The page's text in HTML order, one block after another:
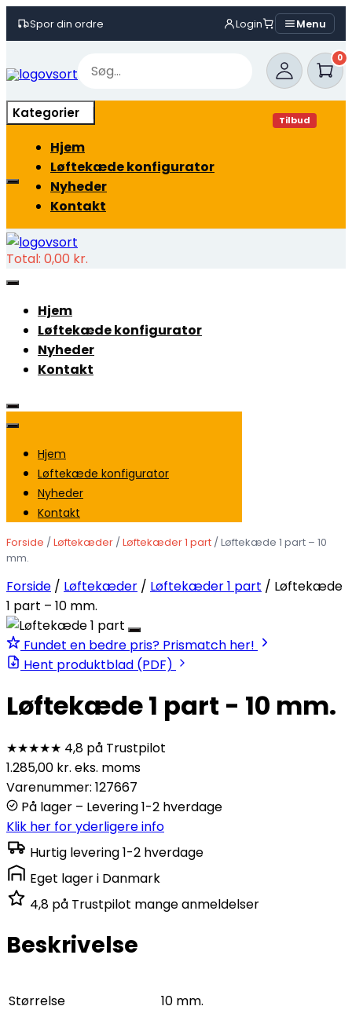
Spor din ordre Login Menu
to
0
Kategorier
Hjem
Løftekæde konfigurator
Nyheder
Kontakt
Tilbud
Total: 0,00 kr.
Hjem
Løftekæde konfigurator
Nyheder
Kontakt
Hjem
Løftekæde konfigurator
Nyheder
Kontakt
Forside /Løftekæder /Løftekæder 1 part / Løftekæde 1 part – 10
mm.
Forside / Løftekæder / Løftekæder 1 part / Løftekæde
1 part – 10 mm.
Fundet en bedre pris? Prismatch her!
Hent produktblad (PDF)
Løftekæde 1 part - 10 mm.
★★★★★ 4,8 på Trustpilot
1.285,00 kr. eks. moms
Varenummer: 127667
På lager – Levering 1-2 hverdage
Klik her for yderligere info
Hurtig levering1-2 hverdage
Eget lageri Danmark
4,8 på Trustpilot mange anmeldelser
Beskrivelse
Størrelse 10 mm.